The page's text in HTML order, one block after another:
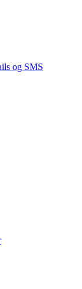
og SMS